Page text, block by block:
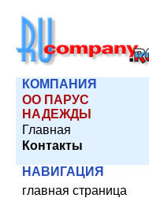
КОМПАНИЯ
ОО ПАРУС
НАДЕЖДЫ
Главная
Контакты
НАВИГАЦИЯ
главная страница